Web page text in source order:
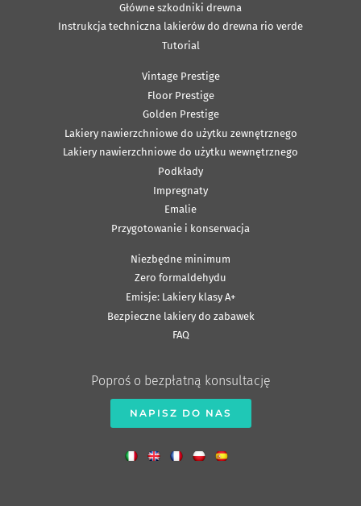
Główne szkodniki drewna
Instrukcja techniczna lakierów do drewna rio verde
Tutorial
Vintage Prestige
Floor Prestige
Golden Prestige
Lakiery nawierzchniowe do użytku zewnętrznego
Lakiery nawierzchniowe do użytku wewnętrznego
Podkłady
Impregnaty
Emalie
Przygotowanie i konserwacja
Niezbędne minimum
Zero formaldehydu
Emisje: Lakiery klasy A+
Bezpieczne lakiery do zabawek
FAQ
Poproś o bezpłatną konsultację
NAPISZ DO NAS